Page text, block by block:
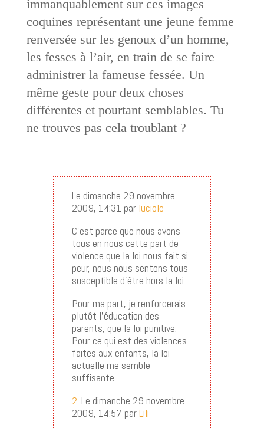
immanquablement sur ces images
coquines représentant une jeune femme
renversée sur les genoux d’un homme,
les fesses à l’air, en train de se faire
administrer la fameuse fessée. Un
même geste pour deux choses
différentes et pourtant semblables. Tu
ne trouves pas cela troublant ?
Le dimanche 29 novembre
2009, 14:31 par luciole
C’est parce que nous avons
tous en nous cette part de
violence que la loi nous fait si
peur, nous nous sentons tous
susceptible d’être hors la loi.
Pour ma part, je renforcerais
plutôt l’éducation des
parents, que la loi punitive.
Pour ce qui est des violences
faites aux enfants, la loi
actuelle me semble
suffisante.
2. Le dimanche 29 novembre
2009, 14:57 parLili